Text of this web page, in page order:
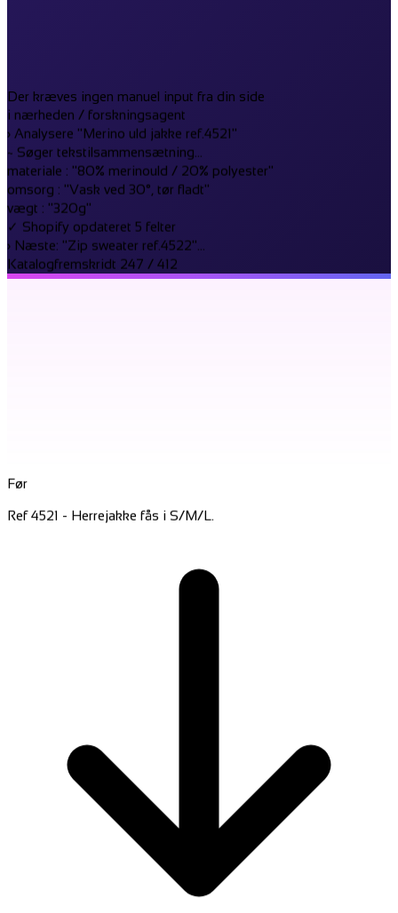
Der kræves ingen manuel input fra din side
i nærheden / forskningsagent
Søger tekstilsammensætning...
materiale : "80% merinould / 20% polyester"
omsorg : "Vask ved 30°, tør fladt"
vægt : "320g"
✓ Shopify opdateret 5 felter
› Næste: "Zip sweater ref.4522"...
Katalogfremskridt 247 / 412
Før
Ref 4521 - Herrejakke fås i S/M/L.